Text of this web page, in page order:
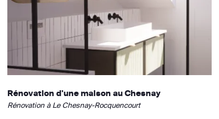
Rénovation d'une maison au Chesnay
Rénovation à Le Chesnay-Rocquencourt